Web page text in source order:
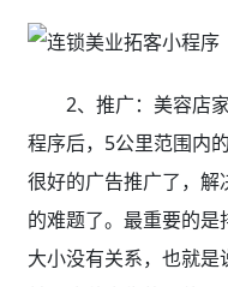
2、推广：美容店家
程序后，5公里范围内
很好的广告推广了，
的难题了。最重要的
大小没有关系，也就